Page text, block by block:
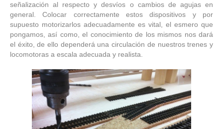
señalización al respecto y desvíos o cambios de agujas en
general. Colocar correctamente estos dispositivos y por
supuesto motorizarlos adecuadamente es vital, el esmero que
pongamos, así como, el conocimiento de los mismos nos dará
el éxito, de ello dependerá una circulación de nuestros trenes y
locomotoras a escala adecuada y realista.